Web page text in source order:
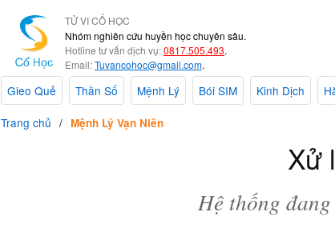
TỬ VI CỔ HỌC
Nhóm nghiên cứu huyền học chuyên sâu.
Hotline tư vấn dịch vụ:0817.505.493.
Email:Tuvancohoc@gmail.com.
Gieo Quẻ Thần Số Mệnh Lý Bói SIM Kinh Dịch
Trang chủ
Mệnh Lý Vạn Niên
Xử
Hệ thống